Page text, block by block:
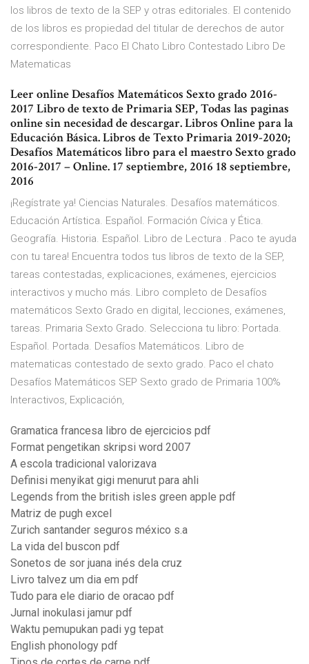
los libros de texto de la SEP y otras editoriales. El contenido
de los libros es propiedad del titular de derechos de autor
correspondiente. Paco El Chato Libro Contestado Libro De
Matematicas
Leer online Desafíos Matemáticos Sexto grado 2016-
2017 Libro de texto de Primaria SEP, Todas las paginas
online sin necesidad de descargar. Libros Online para la
Educación Básica. Libros de Texto Primaria 2019-2020;
Desafíos Matemáticos libro para el maestro Sexto grado
2016-2017 – Online. 17 septiembre, 2016 18 septiembre,
2016
¡Regístrate ya! Ciencias Naturales. Desafíos matemáticos.
Educación Artística. Español. Formación Cívica y Ética.
Geografía. Historia. Español. Libro de Lectura . Paco te ayuda
con tu tarea! Encuentra todos tus libros de texto de la SEP,
tareas contestadas, explicaciones, exámenes, ejercicios
interactivos y mucho más. Libro completo de Desafíos
matemáticos Sexto Grado en digital, lecciones, exámenes,
tareas. Primaria Sexto Grado. Selecciona tu libro: Portada.
Español. Portada. Desafíos Matemáticos. Libro de
matematicas contestado de sexto grado. Paco el chato
Desafíos Matemáticos SEP Sexto grado de Primaria 100%
Interactivos, Explicación,
Gramatica francesa libro de ejercicios pdf
Format pengetikan skripsi word 2007
A escola tradicional valorizava
Definisi menyikat gigi menurut para ahli
Legends from the british isles green apple pdf
Matriz de pugh excel
Zurich santander seguros méxico s.a
La vida del buscon pdf
Sonetos de sor juana inés dela cruz
Livro talvez um dia em pdf
Tudo para ele diario de oracao pdf
Jurnal inokulasi jamur pdf
Waktu pemupukan padi yg tepat
English phonology pdf